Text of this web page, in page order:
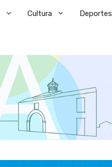
Cultura Deportes